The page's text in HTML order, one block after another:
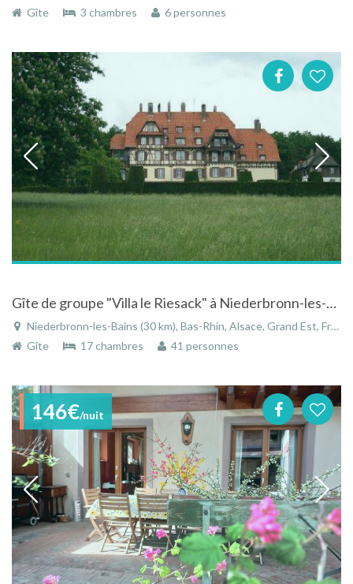
Gîte
3 chambres 6 personnes
Gîte de groupe "Villa le Riesack" à Niederbronn-les-bains dans le Bas-Rhin en Alsace
Niederbronn-les-Bains (30 km), Bas-Rhin, Alsace, Grand Est, France
Gîte
17 chambres 41 personnes
146€/nuit